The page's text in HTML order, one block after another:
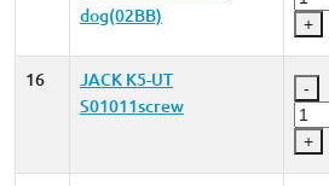
dog(02BB)
+
16
JACK K5-UT
S01011screw
-
+